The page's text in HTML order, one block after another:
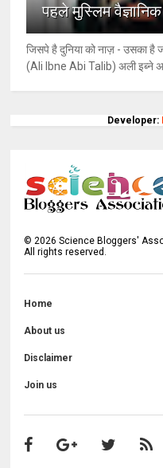
पहले मुस्लिम
जिसपे है दुनिया को नाज़ - उसका है
(Ali Ibne Abi Talib) अली इब्ने
Developer:
© 2026 Science Bloggers'
All rights reserved.
Home
About us
Disclaimer
Join us